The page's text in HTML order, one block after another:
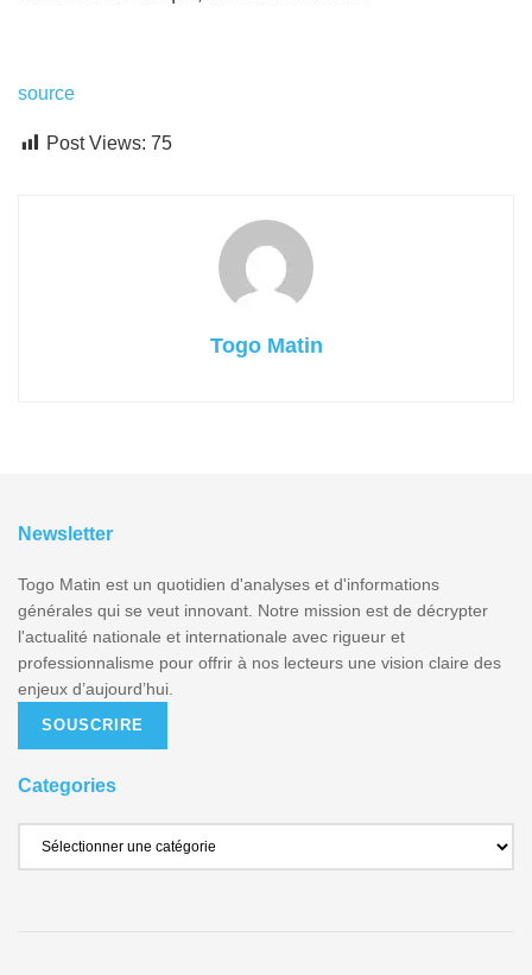
source
Post Views: 75
Togo Matin
Newsletter
Togo Matin est un quotidien d'analyses et d'informations
générales qui se veut innovant. Notre mission est de décrypter
l'actualité nationale et internationale avec rigueur et
professionnalisme pour offrir à nos lecteurs une vision claire des
enjeux d’aujourd’hui.
SOUSCRIRE
Categories